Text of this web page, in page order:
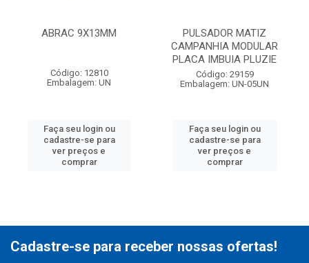
ABRAC 9X13MM
Código: 12810
Embalagem: UN
Faça seu login ou
cadastre-se para
ver preços e
comprar
PULSADOR MATIZ
CAMPANHIA MODULAR
PLACA IMBUIA PLUZIE
Código: 29159
Embalagem: UN-05UN
Faça seu login ou
cadastre-se para
ver preços e
comprar
Cadastre-se para receber nossas ofertas!